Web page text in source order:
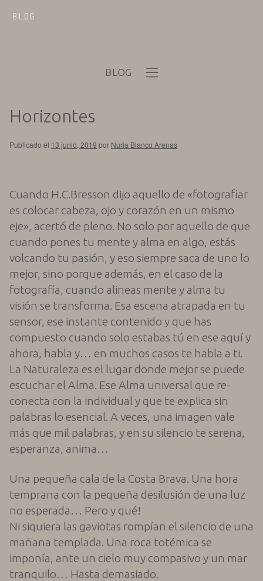
BLOG
BLOG
Horizontes
Publicado el 13 junio, 2019 por Nuria Blanco Arenas
Cuando H.C.Bresson dijo aquello de «fotografiar
es colocar cabeza, ojo y corazón en un mismo
eje», acertó de pleno. No solo por aquello de que
cuando pones tu mente y alma en algo, estás
volcando tu pasión, y eso siempre saca de uno lo
mejor, sino porque además, en el caso de la
fotografía, cuando alineas mente y alma tu
visión se transforma. Esa escena atrapada en tu
sensor, ese instante contenido y que has
compuesto cuando solo estabas tú en ese aquí y
ahora, habla y… en muchos casos te habla a ti.
La Naturaleza es el lugar donde mejor se puede
escuchar el Alma. Ese Alma universal que re-
conecta con la individual y que te explica sin
palabras lo esencial. A veces, una imagen vale
más que mil palabras, y en su silencio te serena,
esperanza, anima…
Una pequeña cala de la Costa Brava. Una hora
temprana con la pequeña desilusión de una luz
no esperada… Pero y qué!
Ni siquiera las gaviotas rompían el silencio de una
mañana templada. Una roca totémica se
imponía, ante un cielo muy compasivo y un mar
tranquilo… Hasta demasiado.